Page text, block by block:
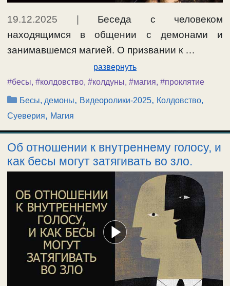
19.12.2025
Беседа с человеком
находящимся в общении с демонами и
занимавшемся магией. О призвании к …
развернуть
#бесы, #колдовство, #колдуны, #магия, #проклятие
Рубрики
Бесы, демоны, Видеоролики-2025, Колдовство,
Суеверия, Магия
Об отношении к внутреннему голосу, и
как бесы могут затягивать во зло.